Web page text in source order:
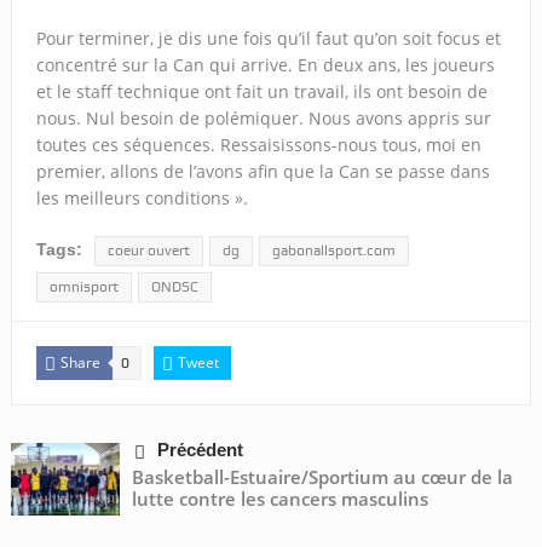
Pour terminer, je dis une fois qu’il faut qu’on soit focus et
concentré sur la Can qui arrive. En deux ans, les joueurs
et le staff technique ont fait un travail, ils ont besoin de
nous. Nul besoin de polémiquer. Nous avons appris sur
toutes ces séquences. Ressaisissons-nous tous, moi en
premier, allons de l’avons afin que la Can se passe dans
les meilleurs conditions ».
Tags: coeur ouvert dg gabonallsport.com
omnisport ONDSC
Share 0 Tweet
Précédent
Basketball-Estuaire/Sportium au cœur de la
lutte contre les cancers masculins